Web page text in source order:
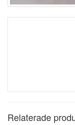
Relaterade